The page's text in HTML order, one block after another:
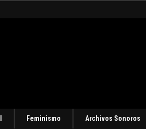
Feminismo Archivos Sonoros